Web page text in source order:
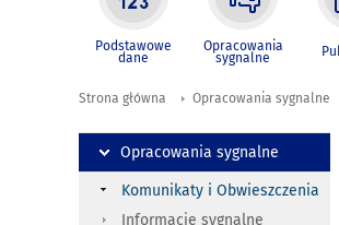
Podstawowe
dane
Opracowania
sygnalne
Strona główna Opracowania sygnalne
Opracowania sygnalne
Komunikaty i Obwieszczenia
Informacje sygnalne